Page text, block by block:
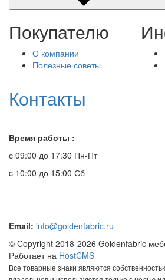
Покупателю
О компании
Полезные советы
Контакты
Время работы :
с 09:00 до 17:30 Пн-Пт
c 10:00 до 15:00 Сб
Email: info@goldenfabric.ru
© Copyright 2018-2026 Goldenfabric
Работает на HostCMS
Все товарные знаки являются